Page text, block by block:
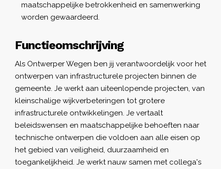
maatschappelijke betrokkenheid en samenwerking
worden gewaardeerd.
Functieomschrijving
Als Ontwerper Wegen ben jij verantwoordelijk voor het
ontwerpen van infrastructurele projecten binnen de
gemeente. Je werkt aan uiteenlopende projecten, van
kleinschalige wijkverbeteringen tot grotere
infrastructurele ontwikkelingen. Je vertaalt
beleidswensen en maatschappelijke behoeften naar
technische ontwerpen die voldoen aan alle eisen op
het gebied van veiligheid, duurzaamheid en
toegankelijkheid. Je werkt nauw samen met collega's